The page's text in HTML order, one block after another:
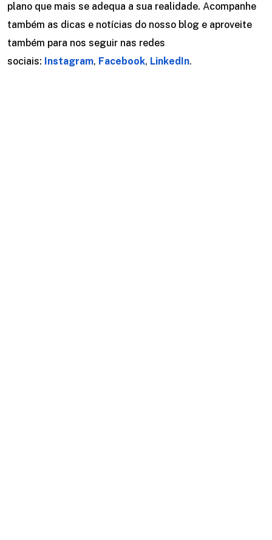
plano que mais se adequa a sua realidade. Acompanhe
também as dicas e notícias do nosso blog e aproveite
também para nos seguir nas redes
sociais: Instagram, Facebook, LinkedIn.